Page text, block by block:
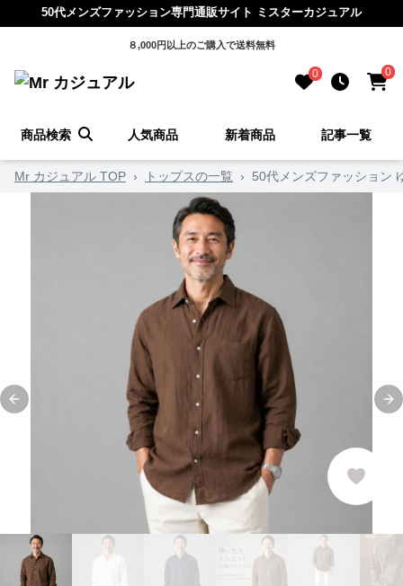
50代メンズファッション専門通販サイト ミスターカジュアル
８,000円以上のご購入で送料無料
0 0
商品検索 人気商品 新着商品 記事一覧
Mr カジュアル TOP › トップスの一覧 › 50代メンズファッション
Previous slide